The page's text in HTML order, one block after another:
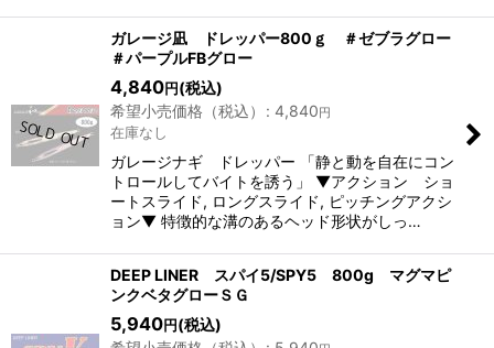
ガレージ凪 ドレッパー800ｇ ＃ゼブラグロー
＃パープルFBグロー
4,840円(税込)
希望小売価格（税込）
: 4,840円
在庫なし
ガレージナギ ドレッパー 「静と動を自在にコン
トロールしてバイトを誘う」 ▼アクション ショ
ートスライド, ロングスライド, ピッチングアクシ
ョン▼ 特徴的な溝のあるヘッド形状がしっ…
DEEP LINER スパイ5/SPY5 800g マグマピ
ンクベタグローＳＧ
5,940円(税込)